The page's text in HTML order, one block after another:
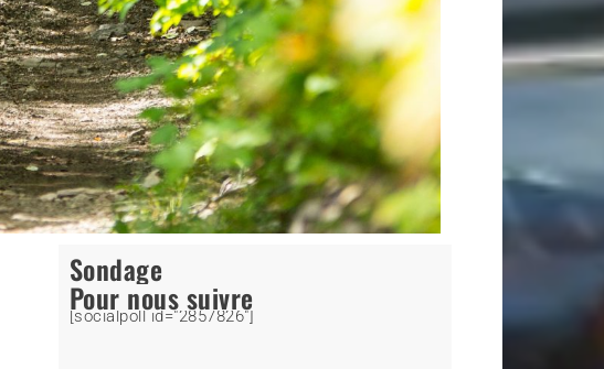
Sondage
[socialpoll id="2857826"]
Pour nous suivre